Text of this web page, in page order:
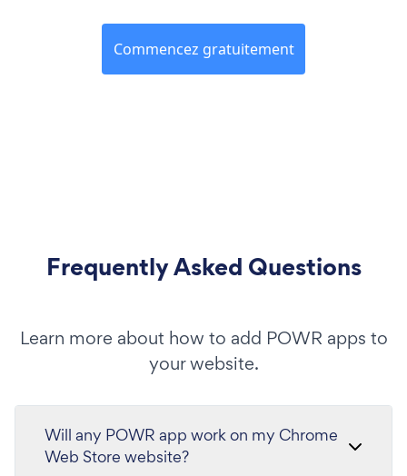
Commencez gratuitement
Frequently Asked Questions
Learn more about how to add POWR apps to
your website.
Will any POWR app work on my Chrome
Web Store website?